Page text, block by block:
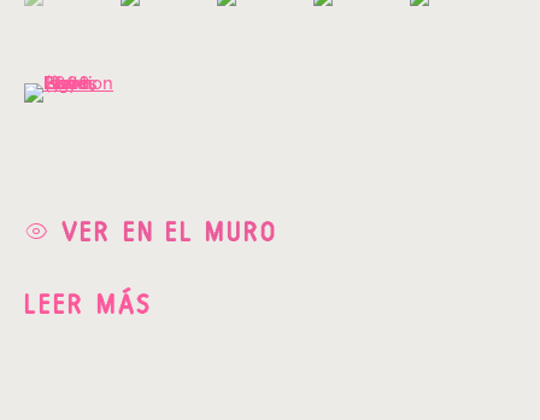
Av. Las Flores 64 A,
Donataria autorizada desde 2012.
info@amma.art
(View a larger image of thumbnail 6 )
VER EN EL MURO
LEER MÁS